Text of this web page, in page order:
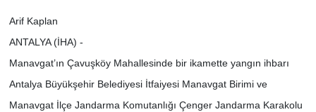
Arif Kaplan
ANTALYA (İHA) -
Manavgat’ın Çavuşköy Mahallesinde bir ikamette yangın ihbarı
Antalya Büyükşehir Belediyesi İtfaiyesi Manavgat Birimi ve
Manavgat İlçe Jandarma Komutanlığı Çenger Jandarma Karakolu